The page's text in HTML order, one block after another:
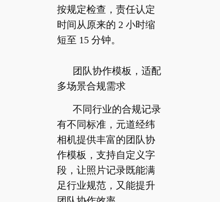
按规定检查，责任认定
时间从原来的 2 小时缩
短至 15 分钟。
团队协作模板，适配
多场景合规需求
不同行业的合规记录
有不同标准，元道经纬
相机提供丰富的团队协
作模板，支持自定义字
段，让照片记录既能满
足行业规范，又能提升